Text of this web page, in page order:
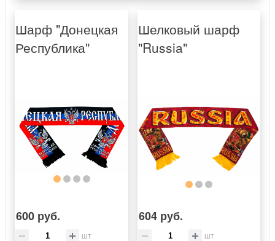
Шарф "Донецкая
Республика"
600 руб.
шт
Шелковый шарф
"Russia"
604 руб.
шт